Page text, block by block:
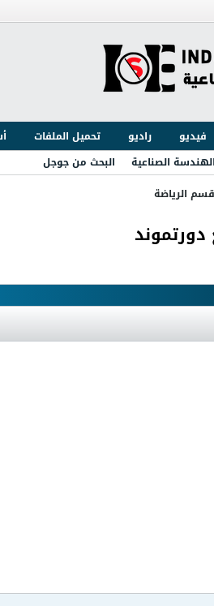
فيديو راديو تحميل الملفات
الهندسة الصناعية
البحث من جوجل
قسم الرياضة